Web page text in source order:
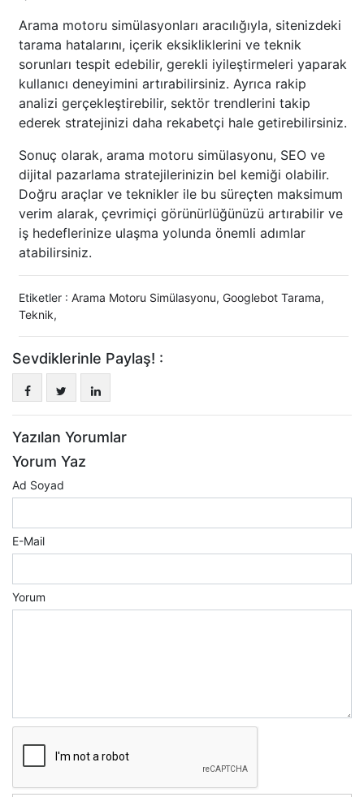
Arama motoru simülasyonları aracılığıyla, sitenizdeki
tarama hatalarını, içerik eksikliklerini ve teknik
sorunları tespit edebilir, gerekli iyileştirmeleri yaparak
kullanıcı deneyimini artırabilirsiniz. Ayrıca rakip
analizi gerçekleştirebilir, sektör trendlerini takip
ederek stratejinizi daha rekabetçi hale getirebilirsiniz.
Sonuç olarak, arama motoru simülasyonu, SEO ve
dijital pazarlama stratejilerinizin bel kemiği olabilir.
Doğru araçlar ve teknikler ile bu süreçten maksimum
verim alarak, çevrimiçi görünürlüğünüzü artırabilir ve
iş hedeflerinize ulaşma yolunda önemli adımlar
atabilirsiniz.
Etiketler : Arama Motoru Simülasyonu, Googlebot Tarama,
Teknik,
Sevdiklerinle Paylaş! :
Yazılan Yorumlar
Yorum Yaz
Ad Soyad
E-Mail
Yorum